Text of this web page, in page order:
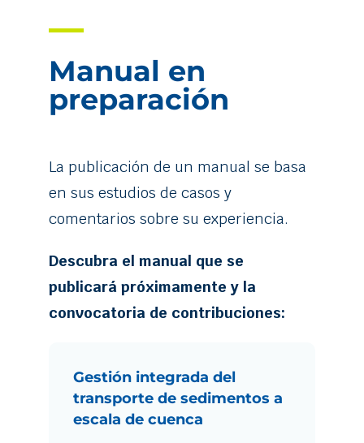
Manual en
preparación
La publicación de un manual se basa
en sus estudios de casos y
comentarios sobre su experiencia.
Descubra el manual que se
publicará próximamente y la
convocatoria de contribuciones:
Gestión integrada del
transporte de sedimentos a
escala de cuenca